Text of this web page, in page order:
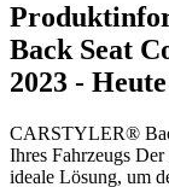
Back Seat
2023 -
CARSTYLER®
Ihres Fahrzeugs
ideale Lösung, um